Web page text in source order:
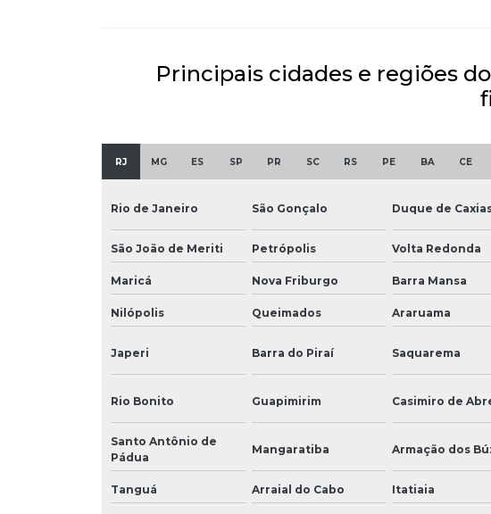
Principais cidades e regiões
RJ MG ES SP PR SC RS PE BA CE
Rio de Janeiro São Gonçalo Duque de
São João de Meriti Petrópolis Volta Redonda
Maricá Nova Friburgo Barra Mansa
Nilópolis Queimados Araruama
Japeri Barra do Piraí Saquarema
Rio Bonito Guapimirim Casimiro de
Santo Antônio de
Pádua
Mangaratiba Armação dos
Tanguá Arraial do Cabo Itatiaia